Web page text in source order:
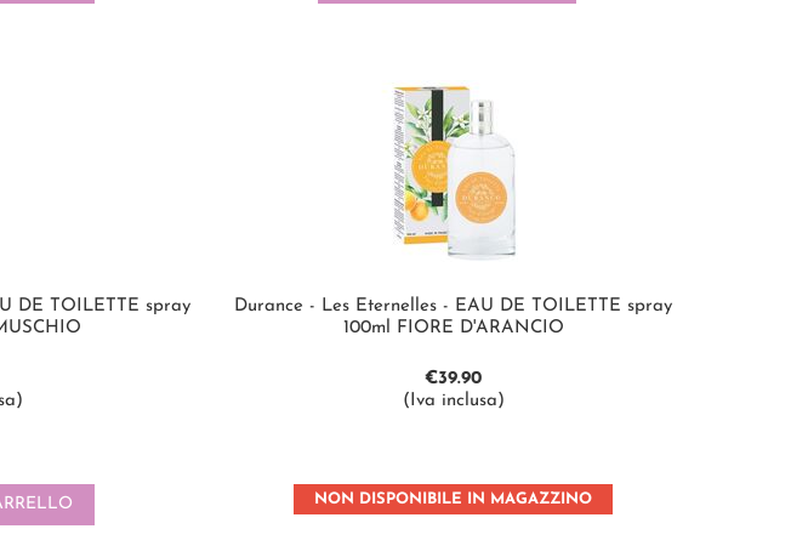
DE TOILETTE spray
Durance - Les Eternelles - EAU DE TOILETTE spray
100ml FIORE D'ARANCIO
€39.90
(Iva inclusa)
NON DISPONIBILE IN MAGAZZINO